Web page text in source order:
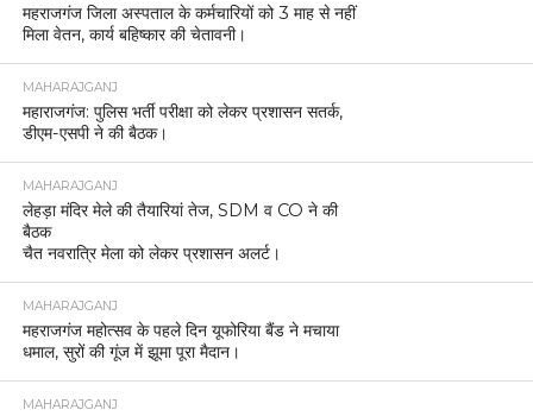
महराजगंज जिला अस्पताल के कर्मचारियों को 3 माह से नहीं
मिला वेतन, कार्य बहिष्कार की चेतावनी।
MAHARAJGANJ
महाराजगंज: पुलिस भर्ती परीक्षा को लेकर प्रशासन सतर्क,
डीएम-एसपी ने की बैठक।
MAHARAJGANJ
लेहड़ा मंदिर मेले की तैयारियां तेज, SDM व CO ने की
बैठक
चैत नवरात्रि मेला को लेकर प्रशासन अलर्ट।
MAHARAJGANJ
महराजगंज महोत्सव के पहले दिन यूफोरिया बैंड ने मचाया
धमाल, सुरों की गूंज में झूमा पूरा मैदान।
MAHARAJGANJ